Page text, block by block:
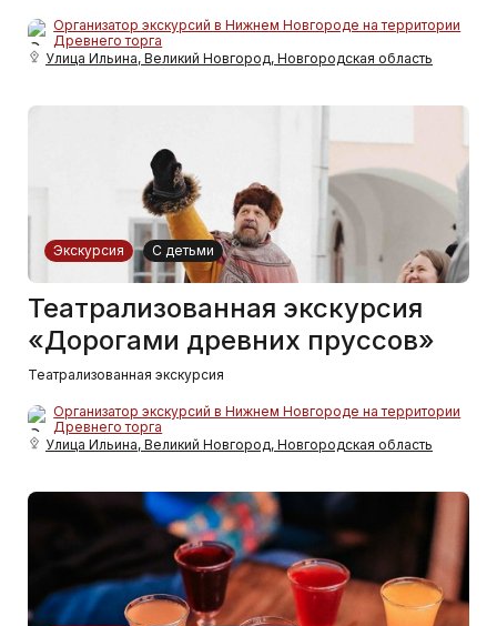
Организатор экскурсий в Нижнем Новгороде на территории
Древнего торга
Улица Ильина, Великий Новгород, Новгородская область
Экскурсия С детьми
Театрализованная экскурсия
«Дорогами древних пруссов»
Театрализованная экскурсия
Организатор экскурсий в Нижнем Новгороде на территории
Древнего торга
Улица Ильина, Великий Новгород, Новгородская область